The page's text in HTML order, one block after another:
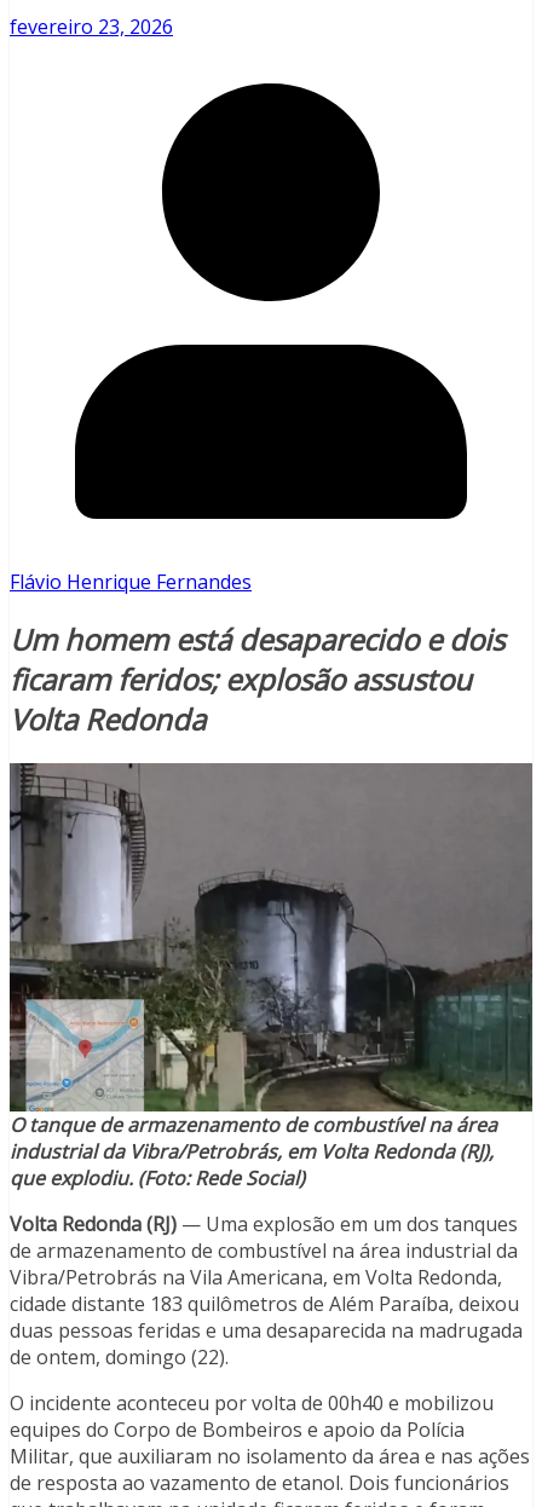
fevereiro 23, 2026
Flávio Henrique Fernandes
Um homem está desaparecido e dois
ficaram feridos; explosão assustou
Volta Redonda
O tanque de armazenamento de combustível na área
industrial da Vibra/Petrobrás, em Volta Redonda (RJ),
que explodiu. (Foto: Rede Social)
Volta Redonda (RJ) — Uma explosão em um dos tanques
de armazenamento de combustível na área industrial da
Vibra/Petrobrás na Vila Americana, em Volta Redonda,
cidade distante 183 quilômetros de Além Paraíba, deixou
duas pessoas feridas e uma desaparecida na madrugada
de ontem, domingo (22).
O incidente aconteceu por volta de 00h40 e mobilizou
equipes do Corpo de Bombeiros e apoio da Polícia
Militar, que auxiliaram no isolamento da área e nas ações
de resposta ao vazamento de etanol. Dois funcionários